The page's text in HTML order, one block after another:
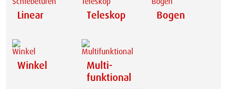
Linear Teleskop Bogen
Winkel
Multi­
funktional